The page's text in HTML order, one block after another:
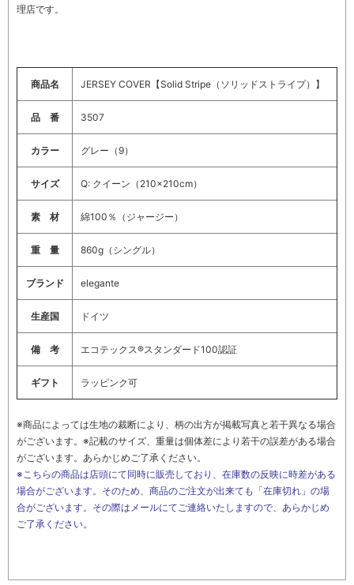
理店です。
商品名 JERSEY COVER【Solid Stripe（ソリッドストライプ）】
品 番 3507
カラー グレー（9）
サイズ Q: クイーン（210×210cm）
素 材 綿100％（ジャージー）
重 量 860g（シングル）
ブランド elegante
生産国 ドイツ
備 考 エコテックス®スタンダード100認証
ギフト ラッピンク可
※商品によっては生地の裁断により、柄の出方が掲載写真と若干異なる場合
がございます。※記載のサイズ、重量は個体差により若干の誤差がある場合
がございます。あらかじめご了承ください。
※こちらの商品は店頭にて同時に販売しており、在庫数の反映に時差がある
場合がございます。そのため、商品のご注文が出来ても「在庫切れ」の場
合がございます。その際はメールにてご連絡いたしますので、あらかじめ
ご了承ください。